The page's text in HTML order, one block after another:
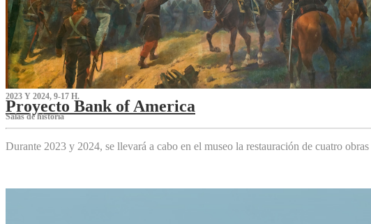
2023 Y 2024, 9-17 H.
Proyecto Bank of America
S‌alas de historia
Durante 2023 y 2024, se llevará a cabo en el museo la restauración de cuatro